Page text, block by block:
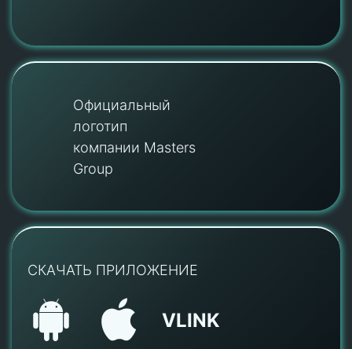
Официальный
логотип
компании Masters
Group
СКАЧАТЬ ПРИЛОЖЕНИЕ
VLINK